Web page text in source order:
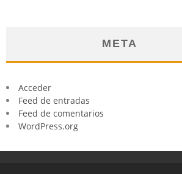
META
Acceder
Feed de entradas
Feed de comentarios
WordPress.org